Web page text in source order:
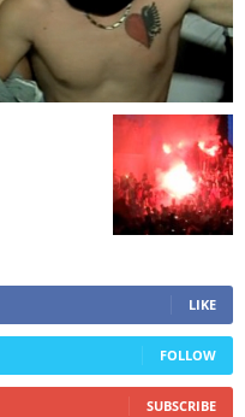
LIKE
FOLLOW
SUBSCRIBE